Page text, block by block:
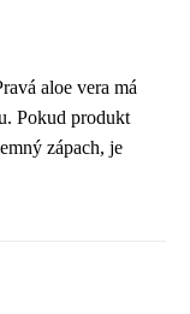
aloe vera má
Pokud produkt
zápach, je